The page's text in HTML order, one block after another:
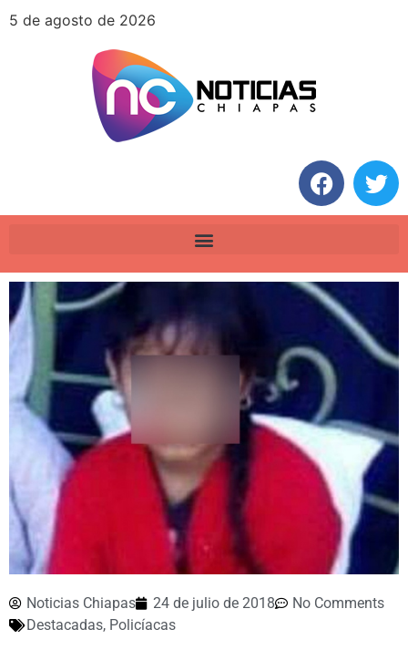
5 de agosto de 2026
Noticias Chiapas 24 de julio de 2018
No Comments
Destacadas, Policíacas